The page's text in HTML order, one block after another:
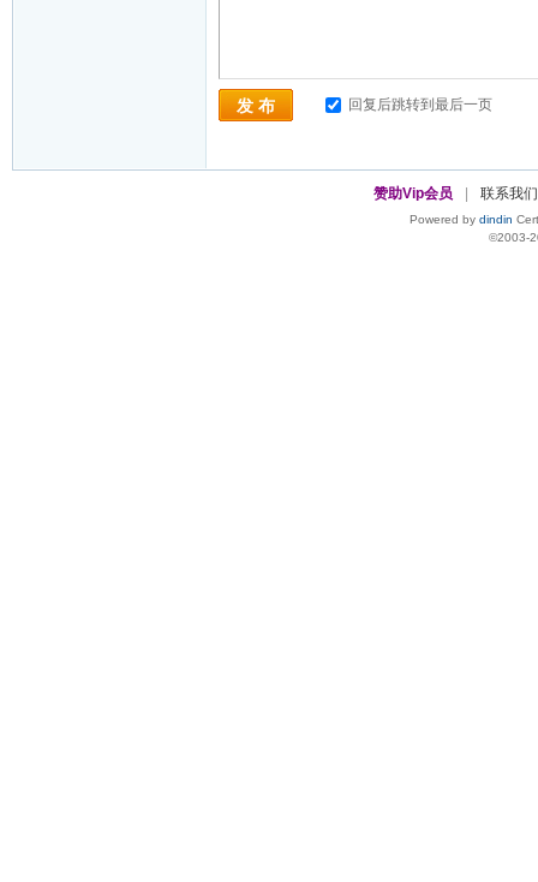
发 布 回复后跳转到最后一页
赞助Vip会员 联系我们
Powered by dindin
©2003-